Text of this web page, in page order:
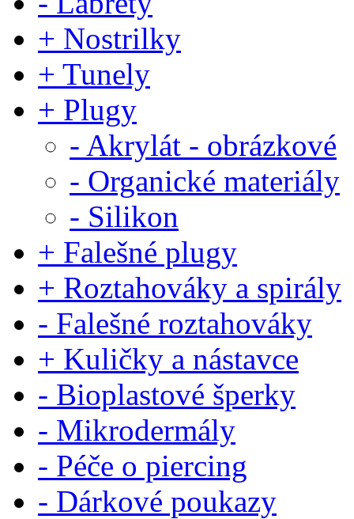
+ Nostrilky
+ Tunely
+ Plugy
- Akrylát - obrázkové
- Organické materiály
- Silikon
+ Falešné plugy
+ Roztahováky a spirály
- Falešné roztahováky
+ Kuličky a nástavce
- Bioplastové šperky
- Mikrodermály
- Péče o piercing
- Dárkové poukazy